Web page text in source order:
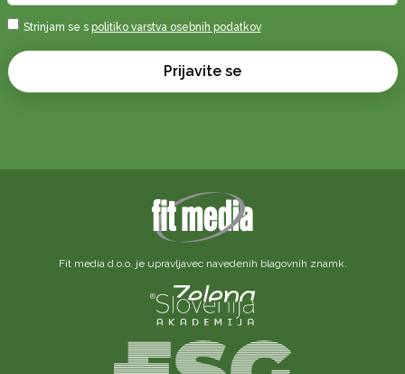
e-
Sprejmi
*
Strinjam se s politiko varstva osebnih podatkov
Prijavite se
Fit media d.o.o. je upravljavec navedenih blagovnih znamk.